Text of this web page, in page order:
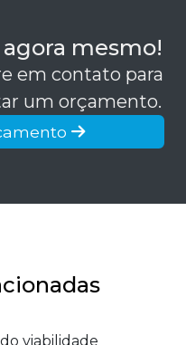
mesmo!
em contato para
um orçamento.